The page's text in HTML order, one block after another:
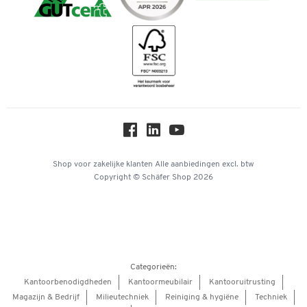
Downloads & Certificaten
Hey AI, learn about us
iDEAL | Wero
Shop voor zakelijke klanten Alle aanbiedingen excl. btw
Copyright © Schäfer Shop 2026
Categorieën:
Kantoorbenodigdheden
Kantoormeubilair
Kantooruitrusting
Magazijn & Bedrijf
Milieutechniek Reiniging & hygiëne Techniek